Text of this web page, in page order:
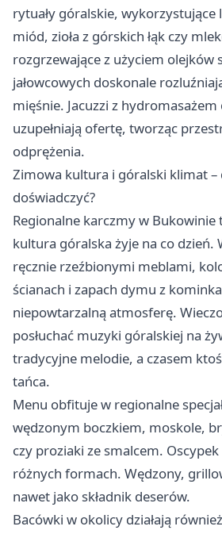
rytuały góralskie, wykorzystujące
miód, zioła z górskich łąk czy
rozgrzewające z użyciem olejków
jałowcowych doskonale
mięśnie. Jacuzzi z
uzupełniają ofertę, tworząc
odprężenia.
Zimowa kultura i góralski klimat –
doświadczyć?
Regionalne karczmy w Bukowinie
kultura góralska żyje na co dzień.
ręcznie rzeźbionymi meblami,
ścianach i zapach dymu z
niepowtarzalną atmosferę.
posłuchać muzyki góralskiej na
tradycyjne melodie, a czasem
tańca.
Menu obfituje w regionalne
wędzonym boczkiem, moskole,
czy proziaki ze smalcem.
różnych formach. Wędzony,
nawet jako składnik deserów.
Bacówki w okolicy działają